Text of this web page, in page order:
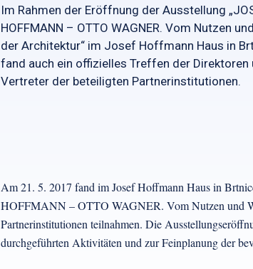
Im Rahmen der Eröffnung der Ausstellung
HOFFMANN – OTTO WAGNER. Vom Nutzen
der Architektur“ im Josef Hoffmann Haus in
fand auch ein offizielles Treffen der Direktoren
Vertreter der beteiligten Partnerinstitutionen.
Am 21. 5. 2017 fand im Josef Hoffmann Haus in
HOFFMANN – OTTO WAGNER. Vom Nutzen und
Partnerinstitutionen teilnahmen. Die
durchgeführten Aktivitäten und zur Feinplanung der